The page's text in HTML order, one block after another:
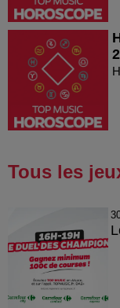
Tous les